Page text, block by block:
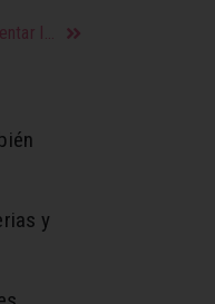
Cómo fomentar la lectura en niños pequeños
y